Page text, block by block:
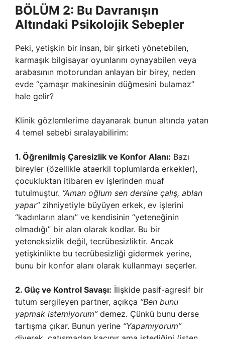
BÖLÜM 2: Bu Davranışın
Altındaki Psikolojik Sebepler
Peki, yetişkin bir insan, bir şirketi yönetebilen,
karmaşık bilgisayar oyunlarını oynayabilen veya
arabasının motorundan anlayan bir birey, neden
evde “çamaşır makinesinin düğmesini bulamaz”
hale gelir?
Klinik gözlemlerime dayanarak bunun altında yatan
4 temel sebebi sıralayabilirim:
1. Öğrenilmiş Çaresizlik ve Konfor Alanı: Bazı
bireyler (özellikle ataerkil toplumlarda erkekler),
çocukluktan itibaren ev işlerinden muaf
tutulmuştur. “Aman oğlum sen dersine çalış, ablan
yapar”zihniyetiyle büyüyen erkek, ev işlerini
“kadınların alanı” ve kendisinin “yeteneğinin
olmadığı” bir alan olarak kodlar. Bu bir
yeteneksizlik değil, tecrübesizliktir. Ancak
yetişkinlikte bu tecrübesizliği gidermek yerine,
bunu bir konfor alanı olarak kullanmayı seçerler.
2. Güç ve Kontrol Savaşı: İlişkide pasif-agresif bir
tutum sergileyen partner, açıkça “Ben bunu
yapmak istemiyorum”demez. Çünkü bunu derse
tartışma çıkar. Bunun yerine “Yapamıyorum”